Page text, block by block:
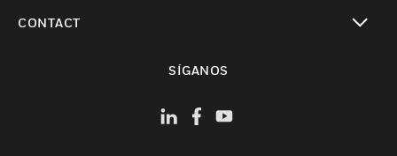
CONTACT
SÍGANOS